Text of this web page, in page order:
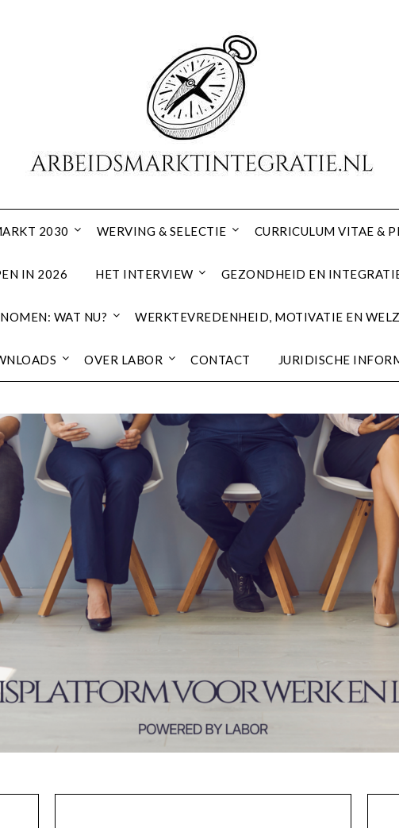
2030 WERVING & SELECTIE CURRICULUM VITAE &
IN 2026 HET INTERVIEW GEZONDHEID EN
WAT NU? WERKTEVREDENHEID, MOTIVATIE EN
OVER LABOR CONTACT JURIDISCHE